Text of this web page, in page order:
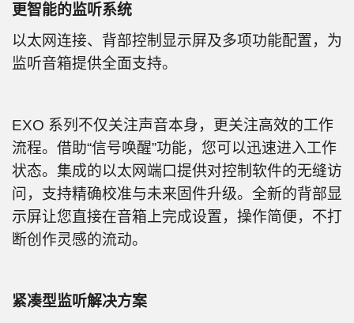
更智能的监听系统
以太网连接、背部控制显示屏及多项功能配置，为
监听音箱提供全面支持。
EXO 系列不仅关注声音本身，更关注高效的工作
流程。借助“信号唤醒”功能，您可以迅速进入工作
状态。集成的以太网端口提供对控制软件的无缝访
问，支持精确校准与未来固件升级。全新的背部显
示屏让您直接在音箱上完成设置，操作简便，不打
断创作灵感的流动。
紧凑型监听解决方案